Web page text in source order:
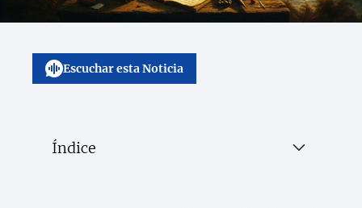
Escuchar esta Noticia
Índice